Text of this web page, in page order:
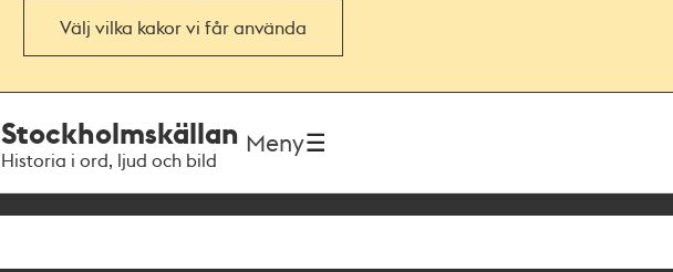
Välj vilka kakor vi får använda
Stockholmskällan
Historia i ord, ljud och bild
Meny